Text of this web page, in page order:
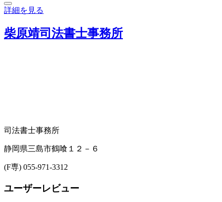
詳細を見る
柴原靖司法書士事務所
司法書士事務所
静岡県三島市鶴喰１２－６
(F専) 055-971-3312
ユーザーレビュー